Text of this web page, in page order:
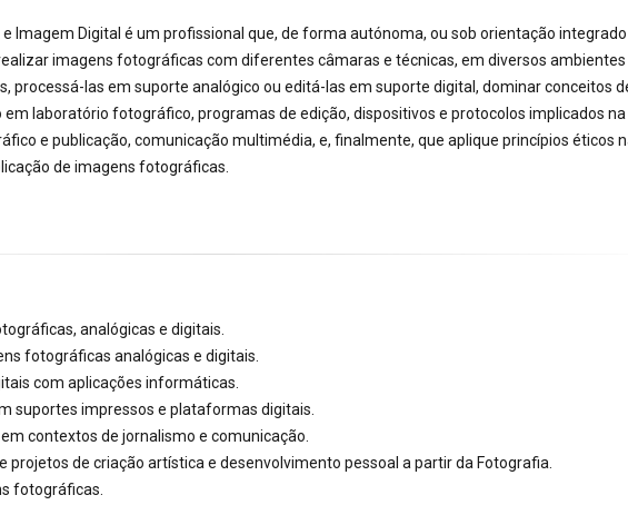
Imagem Digital é um profissional que, de forma autónoma, ou sob orientação
imagens fotográficas com diferentes câmaras e técnicas, em diversos ambientes
processá-las em suporte analógico ou editá-las em suporte digital, dominar conceitos
laboratório fotográfico, programas de edição, dispositivos e protocolos implicados
e publicação, comunicação multimédia, e, finalmente, que aplique princípios éticos
de imagens fotográficas.
analógicas e digitais.
fotográficas analógicas e digitais.
com aplicações informáticas.
suportes impressos e plataformas digitais.
contextos de jornalismo e comunicação.
projetos de criação artística e desenvolvimento pessoal a partir da Fotografia.
fotográficas.